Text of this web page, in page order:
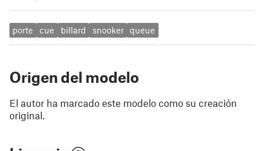
porte cue billard snooker queue
Origen del modelo
El autor ha marcado este modelo como su creación
original.